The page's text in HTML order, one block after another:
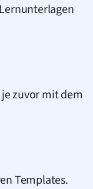
zuvor mit dem
Templates.